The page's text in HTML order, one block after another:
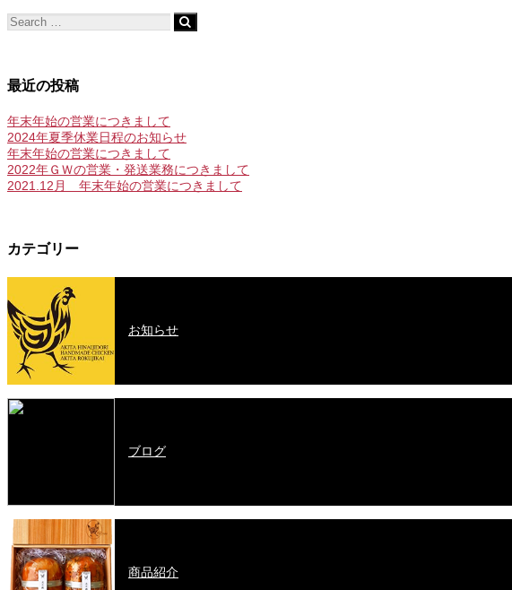
最近の投稿
年末年始の営業につきまして
2024年夏季休業日程のお知らせ
年末年始の営業につきまして
2022年ＧＷの営業・発送業務につきまして
2021.12月 年末年始の営業につきまして
カテゴリー
お知らせ
ブログ
商品紹介